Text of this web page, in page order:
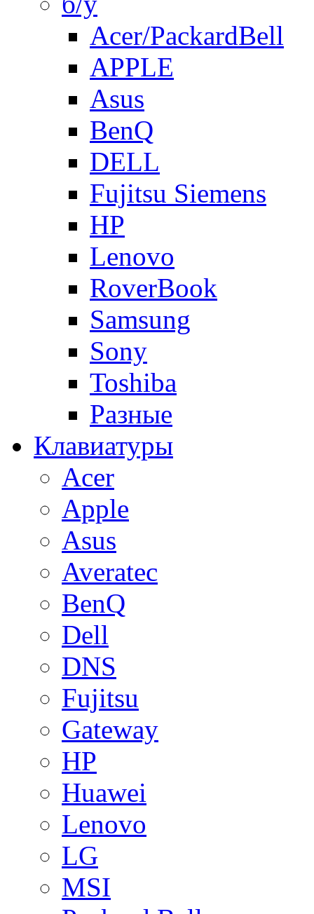
Acer/PackardBell
APPLE
Asus
BenQ
DELL
Fujitsu Siemens
HP
Lenovo
RoverBook
Samsung
Sony
Toshiba
Разные
Клавиатуры
Acer
Apple
Asus
Averatec
BenQ
Dell
DNS
Fujitsu
Gateway
HP
Huawei
Lenovo
LG
MSI